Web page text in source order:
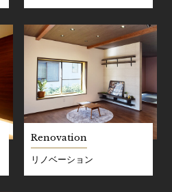
Renovation
リノベーション